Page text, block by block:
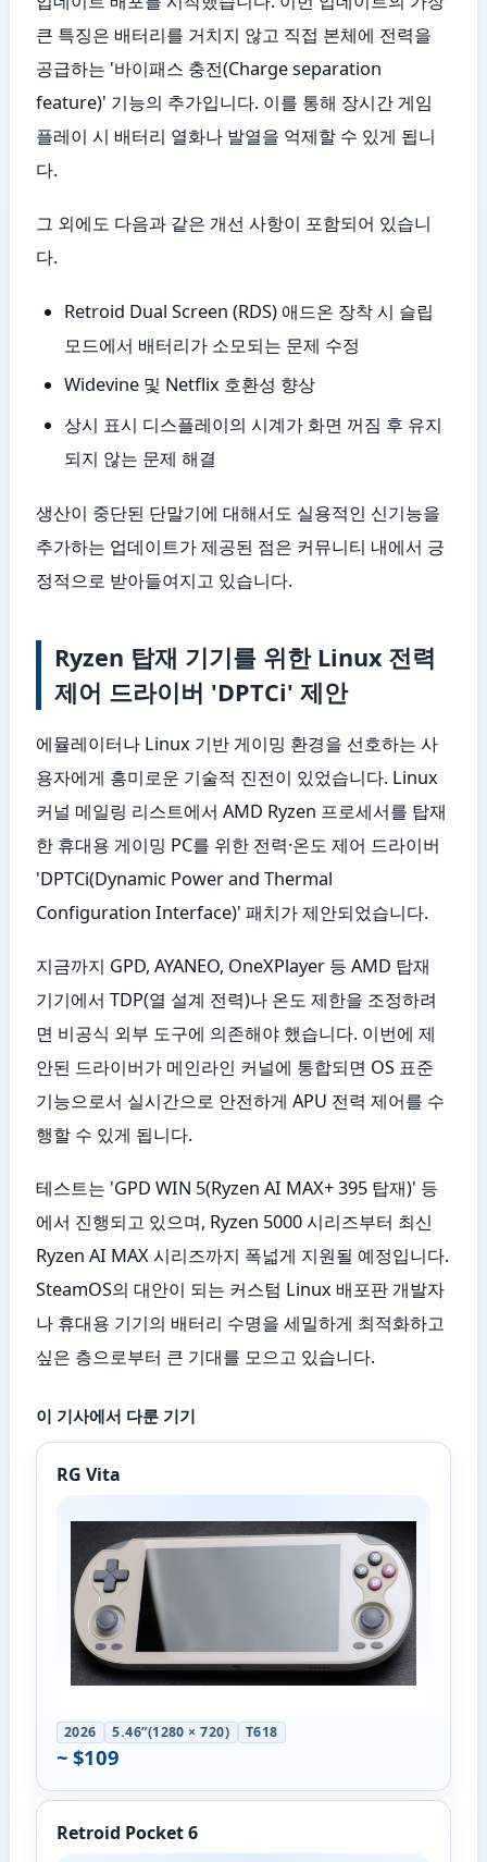
큰 특징은 배터리를 거치지 않고 직접 본체에 전력을
공급하는 '바이패스 충전(Charge separation
feature)' 기능의 추가입니다. 이를 통해 장시간 게임
플레이 시 배터리 열화나 발열을 억제할 수 있게 됩니
다.
그 외에도 다음과 같은 개선 사항이 포함되어 있습니
다.
Retroid Dual Screen (RDS) 애드온 장착 시 슬립
모드에서 배터리가 소모되는 문제 수정
Widevine 및 Netflix 호환성 향상
상시 표시 디스플레이의 시계가 화면 꺼짐 후 유지
되지 않는 문제 해결
생산이 중단된 단말기에 대해서도 실용적인 신기능을
추가하는 업데이트가 제공된 점은 커뮤니티 내에서 긍
정적으로 받아들여지고 있습니다.
Ryzen 탑재 기기를 위한 Linux 전력
제어 드라이버 'DPTCi' 제안
에뮬레이터나 Linux 기반 게이밍 환경을 선호하는 사
용자에게 흥미로운 기술적 진전이 있었습니다. Linux
커널 메일링 리스트에서 AMD Ryzen 프로세서를 탑재
한 휴대용 게이밍 PC를 위한 전력·온도 제어 드라이버
'DPTCi(Dynamic Power and Thermal
Configuration Interface)' 패치가 제안되었습니다.
지금까지 GPD, AYANEO, OneXPlayer 등 AMD 탑재
기기에서 TDP(열 설계 전력)나 온도 제한을 조정하려
면 비공식 외부 도구에 의존해야 했습니다. 이번에 제
안된 드라이버가 메인라인 커널에 통합되면 OS 표준
기능으로서 실시간으로 안전하게 APU 전력 제어를 수
행할 수 있게 됩니다.
테스트는 'GPD WIN 5(Ryzen AI MAX+ 395 탑재)' 등
에서 진행되고 있으며, Ryzen 5000 시리즈부터 최신
Ryzen AI MAX 시리즈까지 폭넓게 지원될 예정입니다.
SteamOS의 대안이 되는 커스텀 Linux 배포판 개발자
나 휴대용 기기의 배터리 수명을 세밀하게 최적화하고
싶은 층으로부터 큰 기대를 모으고 있습니다.
이 기사에서 다룬 기기
RG Vita
2026 5.46”(1280 × 720) T618
~ $109
Retroid Pocket 6